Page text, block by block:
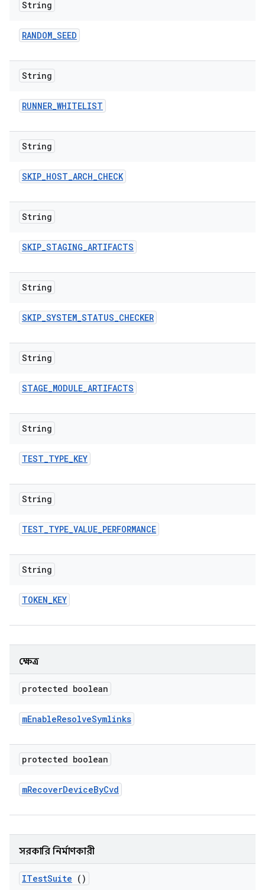
String
RANDOM_SEED
String
RUNNER_WHITELIST
String
SKIP_HOST_ARCH_CHECK
String
SKIP_STAGING_ARTIFACTS
String
SKIP_SYSTEM_STATUS_CHECKER
String
STAGE_MODULE_ARTIFACTS
String
TEST_TYPE_KEY
String
TEST_TYPE_VALUE_PERFORMANCE
String
TOKEN_KEY
ক্ষেত্র
protected boolean
mEnableResolveSymlinks
protected boolean
mRecoverDeviceByCvd
সরকারি নির্মাণকারী
ITestSuite ()